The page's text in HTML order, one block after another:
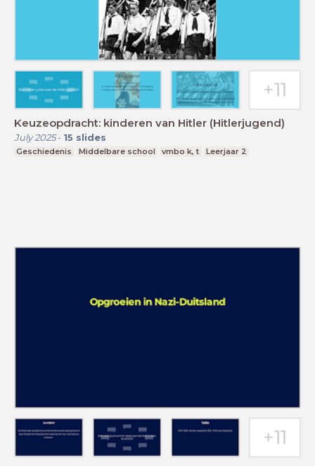
Keuzeopdracht: kinderen van Hitler (Hitlerjugend)
July 2025- 15 slides
Geschiedenis Middelbare school vmbo k, t Leerjaar 2